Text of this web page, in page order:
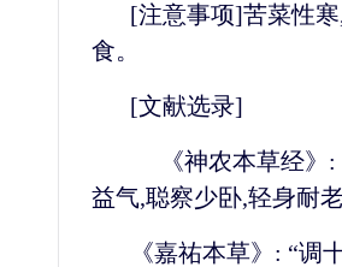
[注意事项]苦菜性
食。
[文献选录]
《神农本草经》:
益气,聪察少卧,轻身耐
《嘉祐本草》: “调